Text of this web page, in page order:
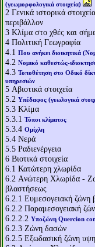
(γεωμορφολογικά στοιχεία)
2 Γενικά ιστορικά
περιβάλλον
3 Κλίμα στο χθές και
4 Πολιτική Γεωγραφία
4.1 Που ανήκει διοικητικά
4.2 Νομικό καθεστώς-
4.3 Τοποθέτηση στο Οδικό
υπηρεσιών
5 Αβιοτικά στοιχεία
5.2 Υπέδαφος (γεωλογικά
5.3 Κλίμα
5.3.1 Τύποι κλίματος
5.3.4 Ομίχλη
5.4 Νερά
5.5 Ραδιενέργεια
6 Βιοτικά στοιχεία
6.1 Κατώτερη χλωρίδα
6.2 Aνώτερη Χλωρίδα -
βλαστήσεως
6.2.1 Ευμεσογειακή ζώνη
6.2.2 Παραμεσογειακή
6.2.2.2 Υποζώνη Quercion
6.2.3 Ζώνη δασών
6.2.5 Εξωδασική ζώνη